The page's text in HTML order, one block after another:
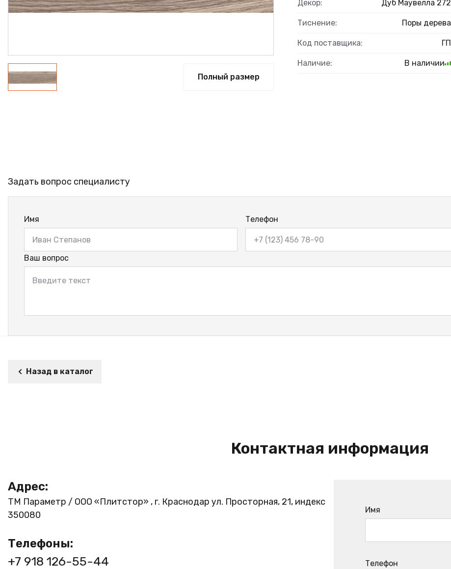
ПРОФИЛЬ АЛЮМИНИЕВЫЙ
Полный размер
Декор: Дуб Маувелла 272
Тиснение: Поры дерева
Код поставщика: ГП
Наличие: В наличии
Задать вопрос специалисту
Имя Телефон
Ваш вопрос
Назад в каталог
Контактная информация
Адрес:
ТМ Параметр / ООО «Плитстор» , г. Краснодар ул. Просторная, 21, индекс
350080
Телефоны:
+7 918 126-55-44
Имя
Телефон